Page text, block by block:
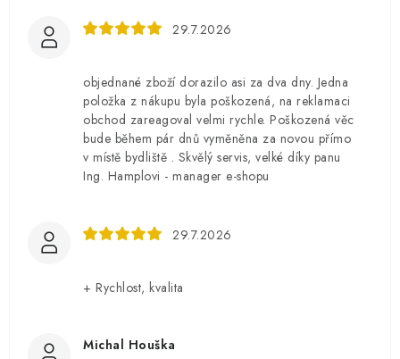
29.7.2026
objednané zboží dorazilo asi za dva dny. Jedna
položka z nákupu byla poškozená, na reklamaci
obchod zareagoval velmi rychle. Poškozená věc
bude během pár dnů vyměněna za novou přímo
v místě bydliště . Skvělý servis, velké díky panu
Ing. Hamplovi - manager e-shopu
29.7.2026
+ Rychlost, kvalita
Michal Houška